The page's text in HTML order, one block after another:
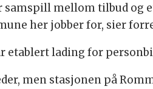
samspill mellom tilbud og
her jobber for, sier
etablert lading for
men stasjonen på